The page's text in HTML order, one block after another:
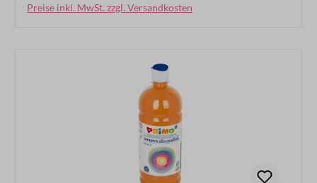
Preise inkl. MwSt. zzgl. Versandkosten
In den Warenkorb